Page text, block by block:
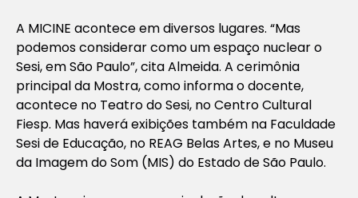
A MICINE acontece em diversos lugares. “Mas
podemos considerar como um espaço nuclear o
Sesi, em São Paulo”, cita Almeida. A cerimônia
principal da Mostra, como informa o docente,
acontece no Teatro do Sesi, no Centro Cultural
Fiesp. Mas haverá exibições também na Faculdade
Sesi de Educação, no REAG Belas Artes, e no Museu
da Imagem do Som (MIS) do Estado de São Paulo.